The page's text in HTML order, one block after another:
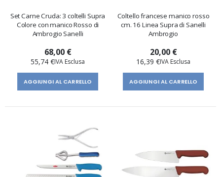
Set Carne Cruda: 3 coltelli Supra
Colore con manico Rosso di
Ambrogio Sanelli
68,00 €
55,74 €
AGGIUNGI AL CARRELLO
Coltello francese manico rosso
cm. 16 Linea Supra di Sanelli
Ambrogio
20,00 €
16,39 €
AGGIUNGI AL CARRELLO